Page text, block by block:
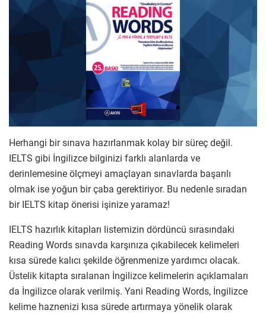
Herhangi bir sınava hazırlanmak kolay bir süreç değil.
IELTS gibi İngilizce bilginizi farklı alanlarda ve
derinlemesine ölçmeyi amaçlayan sınavlarda başarılı
olmak ise yoğun bir çaba gerektiriyor. Bu nedenle sıradan
bir IELTS kitap önerisi işinize yaramaz!
IELTS hazırlık kitapları listemizin dördüncü sırasındaki
Reading Words sınavda karşınıza çıkabilecek kelimeleri
kısa sürede kalıcı şekilde öğrenmenize yardımcı olacak.
Üstelik kitapta sıralanan İngilizce kelimelerin açıklamaları
da İngilizce olarak verilmiş. Yani Reading Words, İngilizce
kelime haznenizi kısa sürede artırmaya yönelik olarak